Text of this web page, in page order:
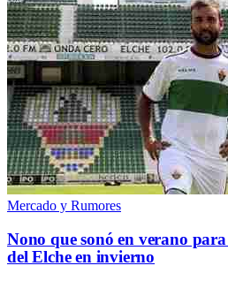
Mercado y Rumores
Nono que sonó en verano
del Elche en invierno